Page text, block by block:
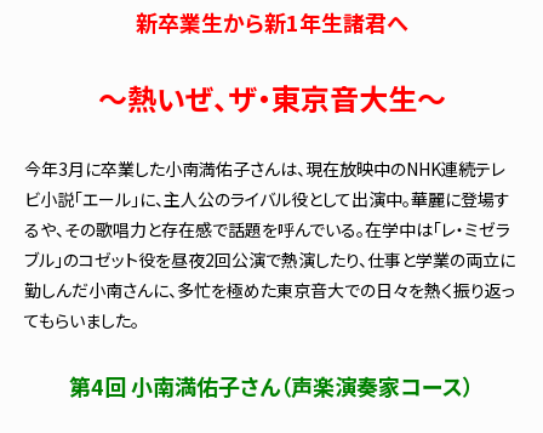
新卒業生から新1年生諸君へ
～熱いぜ、ザ・東京音大生～
今年3月に卒業した小南満佑子さんは、現在放映中のNHK連続テレ
ビ小説「エール」に、主人公のライバル役として出演中。華麗に登場す
るや、その歌唱力と存在感で話題を呼んでいる。在学中は「レ・ミゼラ
ブル」のコゼット役を昼夜2回公演で熱演したり、仕事と学業の両立に
勤しんだ小南さんに、多忙を極めた東京音大での日々を熱く振り返っ
てもらいました。
第4回 小南満佑子さん（声楽演奏家コース）